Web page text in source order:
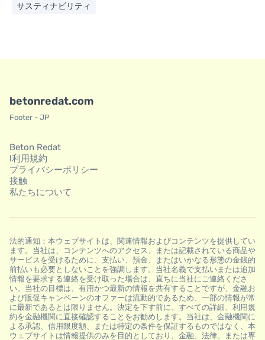
サスティナビリティ
betonredat.com
Footer - JP
Beton Redat
l利用規約
プライバシーポリシー
接触
私たちについて
法的通知：本ウェブサイトは、関連情報およびコンテンツを提供してい
ます。当社は、コンテンツへのアクセス、または記載されている商品や
サービスを受けるために、支払い、預金、またはいかなる形態の金銭的
前払いも必要としないことを強調します。当社名義で支払いまたは追加
情報を要求する連絡を受け取った場合は、直ちに当社にご連絡くださ
い。当社の目標は、有用かつ最新の情報を共有することですが、金融お
よび販促キャンペーンのオファーは流動的であるため、一部の情報が常
に最新であるとは限りません。決定を下す前に、すべての詳細、利用規
約を金融機関に直接確認することをお勧めします。当社は、金融機関に
よる承認、信用限度額、または特定の条件を保証するものではなく、本
ウェブサイトは情報提供のみを目的としており、金融、法律、または専